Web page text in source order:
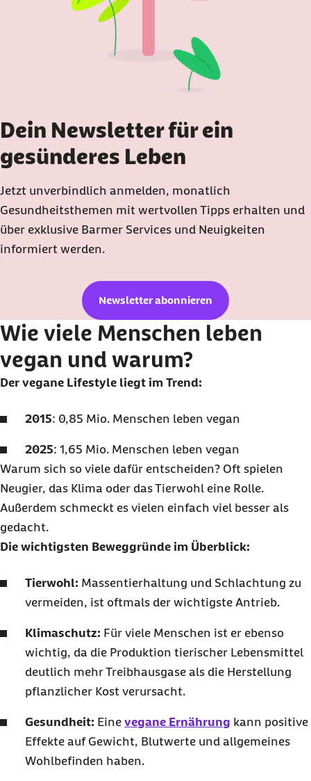
Dein Newsletter für ein
gesünderes Leben
Jetzt unverbindlich anmelden, monatlich
Gesundheitsthemen mit wertvollen Tipps erhalten und
über exklusive Barmer Services und Neuigkeiten
informiert werden.
Newsletter abonnieren
Wie viele Menschen leben
vegan und warum?
Der vegane Lifestyle liegt im Trend:
2015: 0,85 Mio. Menschen leben vegan
2025: 1,65 Mio. Menschen leben vegan
Warum sich so viele dafür entscheiden? Oft spielen
Neugier, das Klima oder das Tierwohl eine Rolle.
Außerdem schmeckt es vielen einfach viel besser als
gedacht.
Die wichtigsten Beweggründe im Überblick:
Tierwohl: Massentierhaltung und Schlachtung zu
vermeiden, ist oftmals der wichtigste Antrieb.
Klimaschutz: Für viele Menschen ist er ebenso
wichtig, da die Produktion tierischer Lebensmittel
deutlich mehr Treibhausgase als die Herstellung
pflanzlicher Kost verursacht.
Gesundheit: Eine vegane Ernährung kann positive
Effekte auf Gewicht, Blutwerte und allgemeines
Wohlbefinden haben.